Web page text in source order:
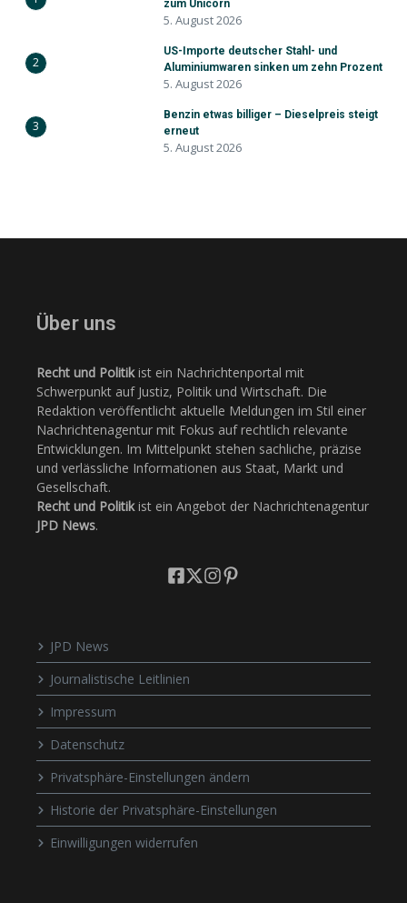
zum Unicorn
5. August 2026
2
US-Importe deutscher Stahl- und
Aluminiumwaren sinken um zehn Prozent
5. August 2026
3
Benzin etwas billiger – Dieselpreis steigt
erneut
5. August 2026
Über uns
Recht und Politikist ein Nachrichtenportal mit
Schwerpunkt auf Justiz, Politik und Wirtschaft. Die
Redaktion veröffentlicht aktuelle Meldungen im Stil einer
Nachrichtenagentur mit Fokus auf rechtlich relevante
Entwicklungen. Im Mittelpunkt stehen sachliche, präzise
und verlässliche Informationen aus Staat, Markt und
Gesellschaft.
Recht und Politikist ein Angebot der Nachrichtenagentur
JPD News.
JPD News
Journalistische Leitlinien
Impressum
Datenschutz
Privatsphäre-Einstellungen ändern
Historie der Privatsphäre-Einstellungen
Einwilligungen widerrufen